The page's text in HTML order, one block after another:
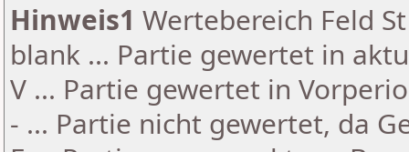
Hinweis1 Wertebereich Feld
blank ... Partie gewertet in
V ... Partie gewertet in
- ... Partie nicht gewertet, da